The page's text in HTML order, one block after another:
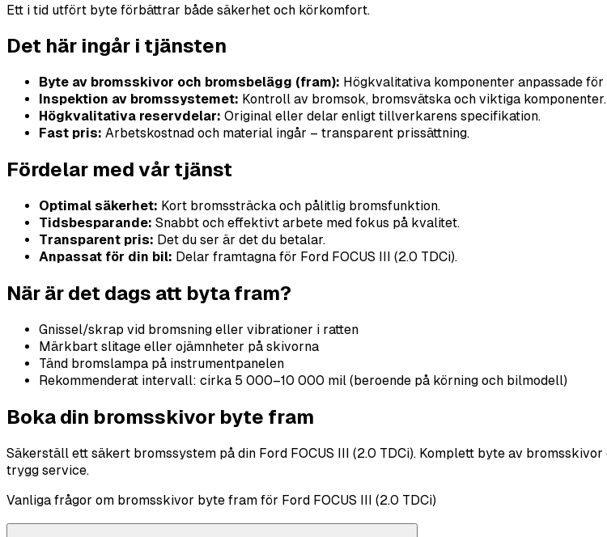
Ett i tid utfört byte förbättrar både säkerhet och körkomfort.
Det här ingår i tjänsten
Byte av bromsskivor och bromsbelägg (fram): Högkvalitativa komponenter anpassade för
Inspektion av bromssystemet: Kontroll av bromsok, bromsvätska och viktiga komponenter.
Högkvalitativa reservdelar: Original eller delar enligt tillverkarens specifikation.
Fast pris: Arbetskostnad och material ingår – transparent prissättning.
Fördelar med vår tjänst
Optimal säkerhet: Kort bromssträcka och pålitlig bromsfunktion.
Tidsbesparande: Snabbt och effektivt arbete med fokus på kvalitet.
Transparent pris: Det du ser är det du betalar.
Anpassat för din bil: Delar framtagna för Ford FOCUS III (2.0 TDCi).
När är det dags att byta fram?
Gnissel/skrap vid bromsning eller vibrationer i ratten
Märkbart slitage eller ojämnheter på skivorna
Tänd bromslampa på instrumentpanelen
Rekommenderat intervall: cirka 5 000–10 000 mil (beroende på körning och bilmodell)
Boka din bromsskivor byte fram
Säkerställ ett säkert bromssystem på din Ford FOCUS III (2.0 TDCi). Komplett byte av
trygg service.
Vanliga frågor om bromsskivor byte fram för Ford FOCUS III (2.0 TDCi)